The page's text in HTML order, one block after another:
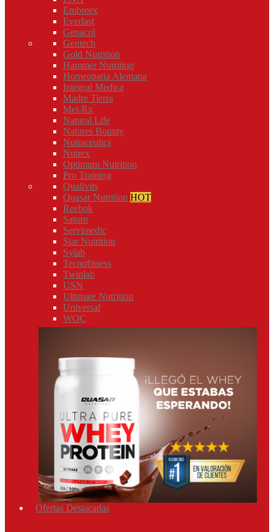
Embreex
Everlast
Genacol
Gentech
Gold Nutrition
Hammer Nutrition
Homeopatia Alemana
Integral Medica
Madre Tierra
Met-Rx
Natural Life
Natures Bounty
Nutraceutics
Nutrex
Optimum Nutrition
Pro Training
Qualivits
Quasar Nutrition HOT
Reebok
Saturn
Servimedic
Star Nutrition
Sylab
Tecnofitness
Twinlab
USN
Ultimate Nutrition
Universal
WOC
Ofertas Destacadas